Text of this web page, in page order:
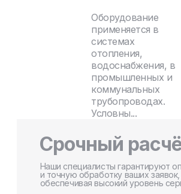
Оборудование
применяется в
системах
отопления,
водоснабжения, в
промышленных и
коммунальных
трубопроводах.
Условны...
Срочный
Наши специалисты гарантируют
и точную обработку ваших заявок,
обеспечивая высокий уровень